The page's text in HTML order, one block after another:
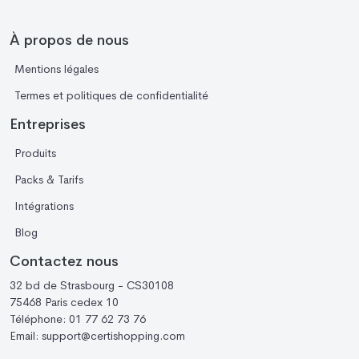
À propos de nous
Mentions légales
Termes et politiques de confidentialité
Entreprises
Produits
Packs & Tarifs
Intégrations
Blog
Contactez nous
32 bd de Strasbourg - CS30108
75468 Paris cedex 10
Téléphone: 01 77 62 73 76
Email: support@certishopping.com